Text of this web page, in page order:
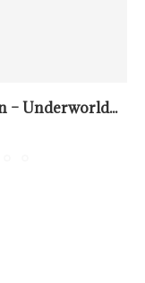
– Underworld...